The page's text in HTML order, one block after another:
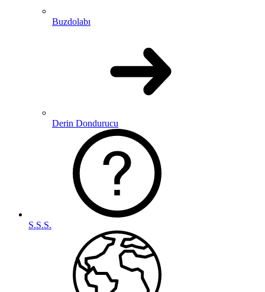
Buzdolabı
Derin Dondurucu
S.S.S.